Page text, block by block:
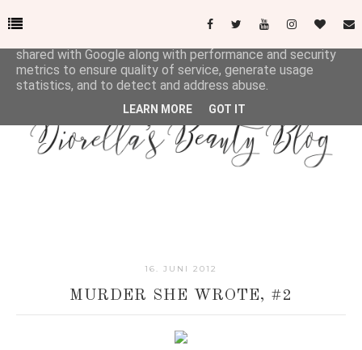
16. JUNI 2012
MURDER SHE WROTE, #2
This site uses cookies from Google to deliver its services
shared with Google along with performance and security
metrics to ensure quality of service, generate usage
statistics, and to detect and address abuse.
LEARN MORE GOT IT